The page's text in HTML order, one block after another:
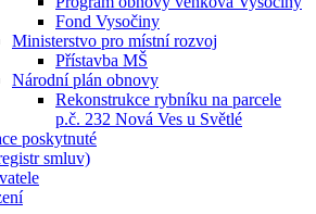
Fond Vysočiny
Ministerstvo pro místní rozvoj
Přístavba MŠ
Národní plán obnovy
Rekonstrukce rybníku na parcele
p.č. 232 Nová Ves u Světlé
poskytnuté
smluv)